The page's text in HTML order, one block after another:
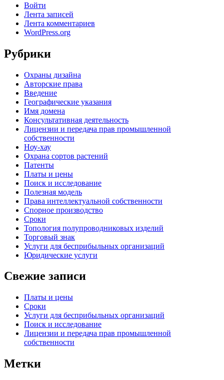
Войти
Лента записей
Лента комментариев
WordPress.org
Рубрики
Oхраны дизайна
Авторские права
Введение
Географические указания
Имя домена
Консультативная деятельность
Лицензии и передача прав промышленной
собственности
Ноу-хау
Охрана сортов растений
Патенты
Платы и цены
Поиск и исследование
Полезная модель
Права интеллектуальной собственности
Спорное производство
Сроки
Топология полупроводниковых изделий
Торговый знак
Услуги для беcприбыльных организаций
Юридические услуги
Свежие записи
Платы и цены
Сроки
Услуги для беcприбыльных организаций
Поиск и исследование
Лицензии и передача прав промышленной
собственности
Метки